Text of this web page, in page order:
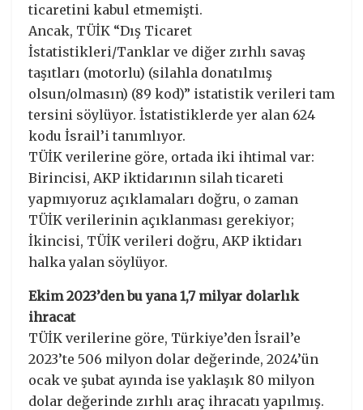
ticaretini kabul etmemişti.
Ancak, TÜİK “Dış Ticaret
İstatistikleri/Tanklar ve diğer zırhlı savaş
taşıtları (motorlu) (silahla donatılmış
olsun/olmasın) (89 kod)” istatistik verileri tam
tersini söylüyor. İstatistiklerde yer alan 624
kodu İsrail’i tanımlıyor.
TÜİK verilerine göre, ortada iki ihtimal var:
Birincisi, AKP iktidarının silah ticareti
yapmıyoruz açıklamaları doğru, o zaman
TÜİK verilerinin açıklanması gerekiyor;
İkincisi, TÜİK verileri doğru, AKP iktidarı
halka yalan söylüyor.
Ekim 2023’den bu yana 1,7 milyar dolarlık
ihracat
TÜİK verilerine göre, Türkiye’den İsrail’e
2023’te 506 milyon dolar değerinde, 2024’ün
ocak ve şubat ayında ise yaklaşık 80 milyon
dolar değerinde zırhlı araç ihracatı yapılmış.